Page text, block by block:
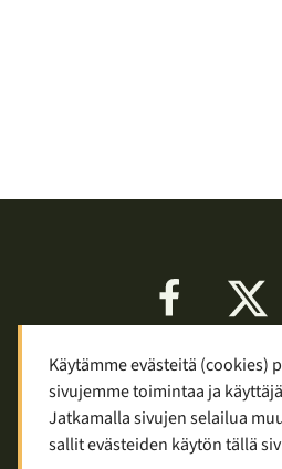
Facebook
Keskustelu Palaute
Mainostaminen
Copyright © 2007—2026Tuomas
Käytämme evästeitä (cookies)
sivujemme toimintaa ja
Jatkamalla sivujen selailua
sallit evästeiden käytön tällä